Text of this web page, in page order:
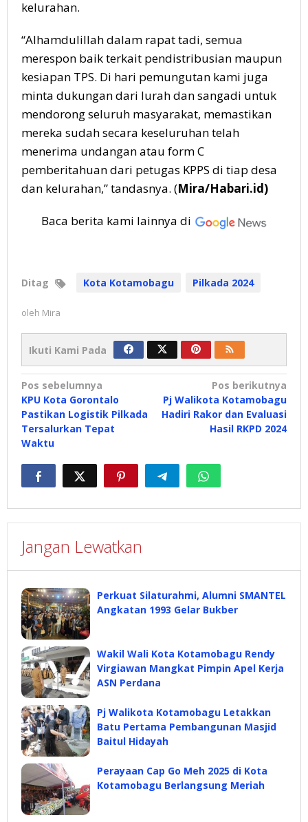
kelurahan.
“Alhamdulillah dalam rapat tadi, semua
merespon baik terkait pendistribusian maupun
kesiapan TPS. Di hari pemungutan kami juga
minta dukungan dari lurah dan sangadi untuk
mendorong seluruh masyarakat, memastikan
mereka sudah secara keseluruhan telah
menerima undangan atau form C
pemberitahuan dari petugas KPPS di tiap desa
dan kelurahan,” tandasnya. (Mira/Habari.id)
Baca berita kami lainnya di
Ditag Kota Kotamobagu Pilkada 2024
oleh Mira
Ikuti Kami Pada
Navigasi
pos
Pos sebelumnya
KPU Kota Gorontalo
Pastikan Logistik Pilkada
Tersalurkan Tepat
Waktu
Pos berikutnya
Pj Walikota Kotamobagu
Hadiri Rakor dan Evaluasi
Hasil RKPD 2024
Jangan Lewatkan
Perkuat Silaturahmi, Alumni SMANTEL
Angkatan 1993 Gelar Bukber
Wakil Wali Kota Kotamobagu Rendy
Virgiawan Mangkat Pimpin Apel Kerja
ASN Perdana
Pj Walikota Kotamobagu Letakkan
Batu Pertama Pembangunan Masjid
Baitul Hidayah
Perayaan Cap Go Meh 2025 di Kota
Kotamobagu Berlangsung Meriah